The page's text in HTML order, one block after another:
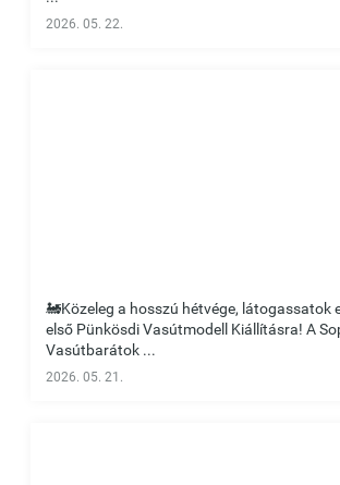
2026. 05. 22.
🚂Közeleg a hosszú hétvége, látogassatok
első Pünkösdi Vasútmodell Kiállításra! A
Vasútbarátok ...
2026. 05. 21.